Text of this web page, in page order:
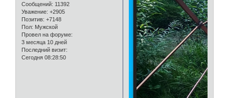
Сообщений: 11392
Уважение: +2905
Позитив: +7148
Пол: Мужской
Провел на форуме:
3 месяца 10 дней
Последний визит:
Сегодня 08:28:50